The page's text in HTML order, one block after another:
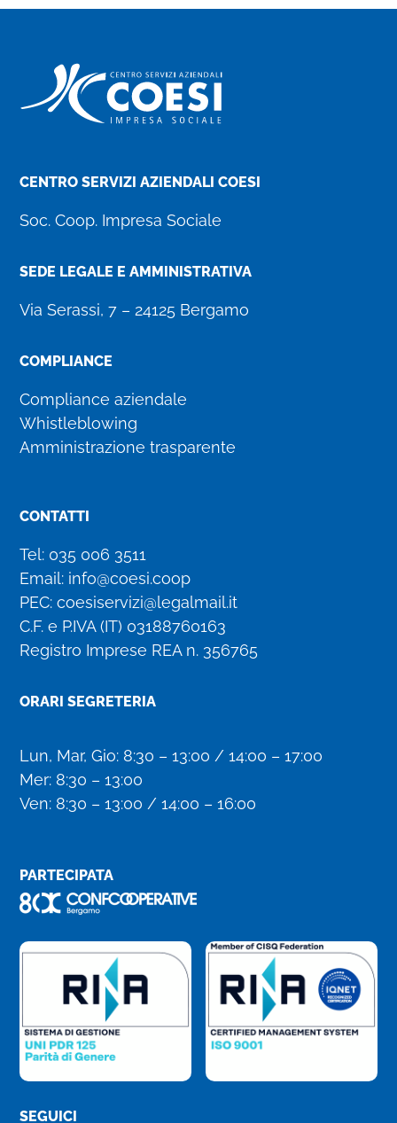
CENTRO SERVIZI AZIENDALI COESI
Soc. Coop. Impresa Sociale
SEDE LEGALE E AMMINISTRATIVA
Via Serassi, 7 – 24125 Bergamo
COMPLIANCE
Compliance aziendale
Whistleblowing
Amministrazione trasparente
CONTATTI
Tel: 035 006 3511
Email: info@coesi.coop
PEC:coesiservizi@legalmail.it
C.F. e P.IVA (IT) 03188760163
Registro Imprese REA n. 356765
ORARI SEGRETERIA
Lun, Mar, Gio: 8:30 – 13:00 / 14:00 – 17:00
Mer: 8:30 – 13:00
Ven: 8:30 – 13:00 / 14:00 – 16:00
PARTECIPATA
SEGUICI